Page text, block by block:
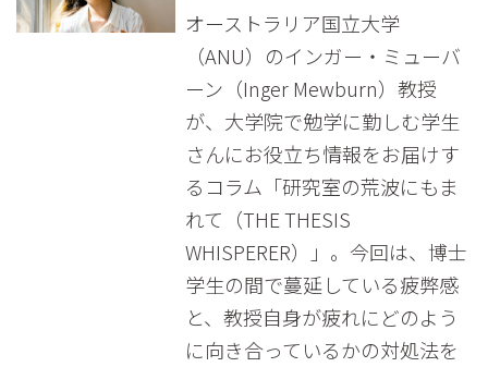
オーストラリア国立大学
（ANU）のインガー・ミューバ
ーン（Inger Mewburn）教授
が、大学院で勉学に勤しむ学生
さんにお役立ち情報をお届けす
るコラム「研究室の荒波にもま
れて（THE THESIS
WHISPERER）」。今回は、博士
学生の間で蔓延している疲弊感
と、教授自身が疲れにどのよう
に向き合っているかの対処法を